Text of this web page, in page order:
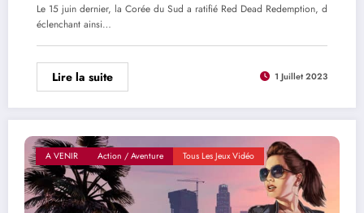
Le 15 juin dernier, la Corée du Sud a ratifié Red Dead Redemption, d
éclenchant ainsi…
Lire la suite 1 Juillet 2023
A VENIR Action / Aventure Tous Les Jeux Vidéo